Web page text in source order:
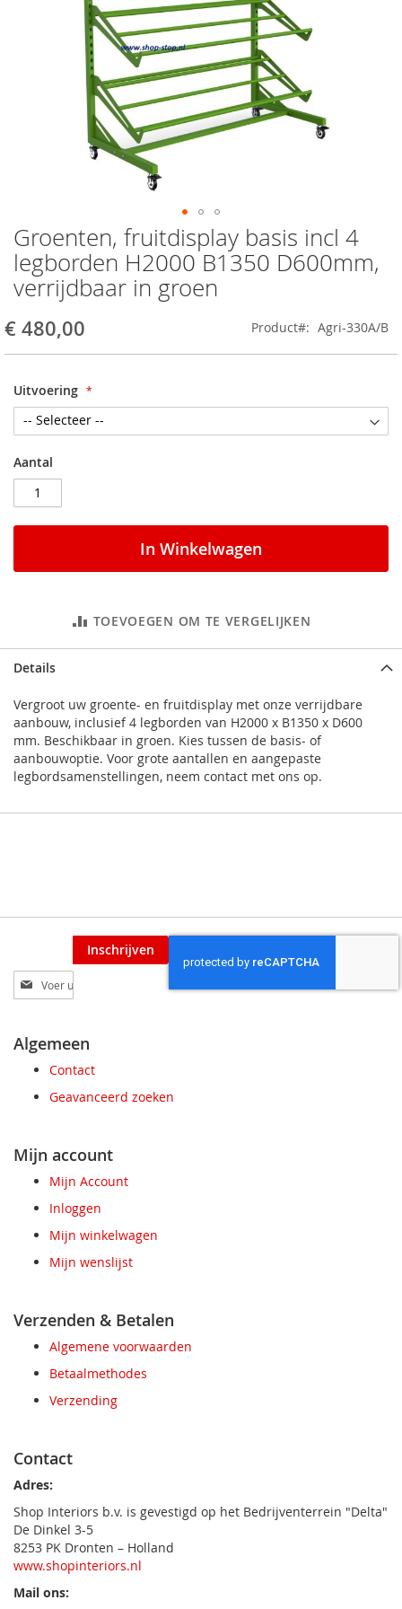
Ga
naar
het
begin
de
afbeeldingen-
gallerij
Groenten, fruitdisplay basis incl 4
legborden H2000 B1350 D600mm,
verrijdbaar in groen
€ 480,00 Product Agri-330A/B
Uitvoering
Aantal
In Winkelwagen
TOEVOEGEN OM TE VERGELIJKEN
Details
Vergroot uw groente- en fruitdisplay met onze verrijdbare
aanbouw, inclusief 4 legborden van H2000 x B1350 x D600
mm. Beschikbaar in groen. Kies tussen de basis- of
aanbouwoptie. Voor grote aantallen en aangepaste
legbordsamenstellingen, neem contact met ons op.
Abonneer
u
nieuwsbrief
Inschrijven
Algemeen
Contact
Geavanceerd zoeken
Mijn account
Mijn Account
Inloggen
Mijn winkelwagen
Mijn wenslijst
Verzenden & Betalen
Algemene voorwaarden
Betaalmethodes
Verzending
Contact
Adres:
Shop Interiors b.v. is gevestigd op het Bedrijventerrein "Delta"
De Dinkel 3-5
8253 PK Dronten – Holland
www.shopinteriors.nl
Mail ons: